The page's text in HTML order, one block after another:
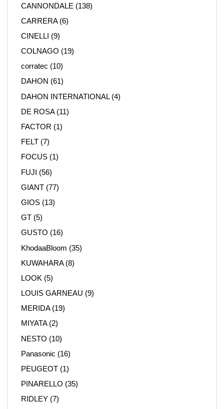
CANNONDALE (138)
CARRERA(6)
CINELLI (9)
COLNAGO (19)
corratec (10)
DAHON (61)
DAHON INTERNATIONAL(4)
DE ROSA(11)
FACTOR (1)
FELT (7)
FOCUS (1)
FUJI (56)
GIANT (77)
GIOS (13)
GT (5)
GUSTO (16)
KhodaaBloom (35)
KUWAHARA(8)
LOOK (5)
LOUIS GARNEAU (9)
MERIDA(19)
MIYATA(2)
NESTO (10)
Panasonic (16)
PEUGEOT (1)
PINARELLO (35)
RIDLEY (7)